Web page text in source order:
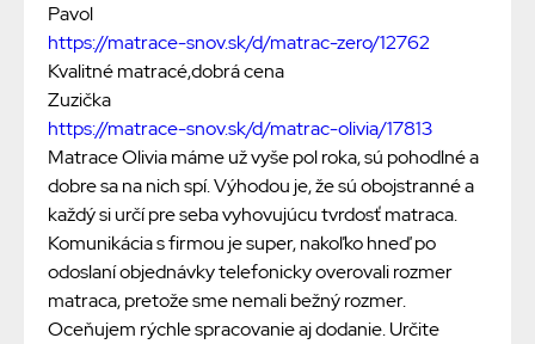
Pavol
https://matrace-snov.sk/d/matrac-zero/12762
Kvalitné matracé,dobrá cena
Zuzička
https://matrace-snov.sk/d/matrac-olivia/17813
Matrace Olivia máme už vyše pol roka, sú pohodlné a
dobre sa na nich spí. Výhodou je, že sú obojstranné a
každý si určí pre seba vyhovujúcu tvrdosť matraca.
Komunikácia s firmou je super, nakoľko hneď po
odoslaní objednávky telefonicky overovali rozmer
matraca, pretože sme nemali bežný rozmer.
Oceňujem rýchle spracovanie aj dodanie. Určite